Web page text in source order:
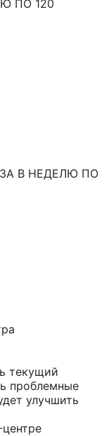
ПО 120
В НЕДЕЛЮ ПО
текущий
проблемные
улучшить